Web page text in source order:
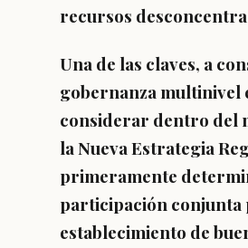
recursos
Una de las claves, a
gobernanza multinivel
considerar dentro del
la Nueva Estrategia
primeramente
participación conjunta
establecimiento de